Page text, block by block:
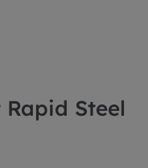
Steel